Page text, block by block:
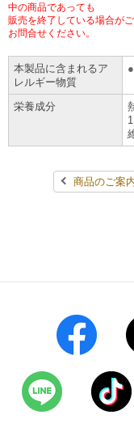
ファクス
チケット
ご利用可能なお支払い
各種料金のお支払い
自転車シェアリング（
モバイルバッテリー
イープラス
CNプレイガイド
セブンネットショッピ
沿革
国内店舗数
セブン‐イレブンの海
セブン-イレブンの歴史
GREEN CHALLENGE
4VISIONS
サステナビリティニュ
サステナビリティレポ
お問い合わせ
Language
English (Corporate)
English (Services)
简体中文(服务)
한국어(서비스)
中の商品であっても
販売を終了している場合が
お問合せください。
本製品に含まれるア
レルギー物質
栄養成分
商品のご案